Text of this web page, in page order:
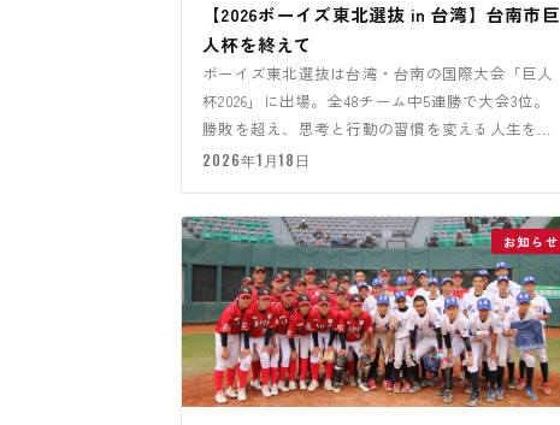
【2026ボーイズ東北選抜 in 台湾】台南市巨
人杯を終えて
ボーイズ東北選抜は台湾・台南の国際大会「巨人
杯2026」に出場。全48チーム中5連勝で大会3位。
勝敗を超え、思考と行動の習慣を変える人生を変
える挑戦となった遠征…
2026年1月18日
お知らせ